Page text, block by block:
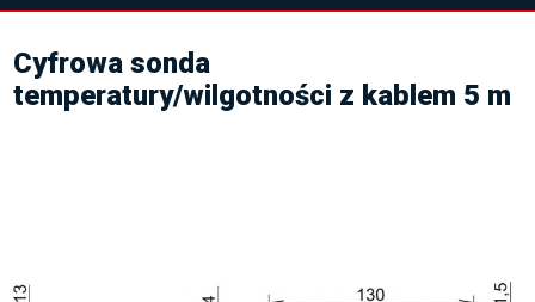
Cyfrowa sonda
temperatury/wilgotności z kablem 5 m